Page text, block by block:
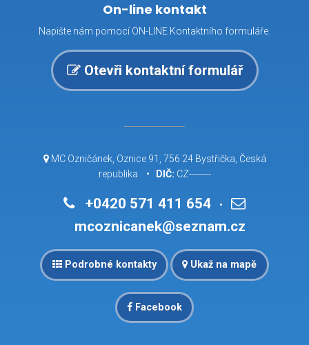
On-line kontakt
Napište nám pomocí ON-LINE Kontaktního formuláře.
Otevři kontaktní formulář
MC Ozničánek, Oznice 91, 756 24 Bystřička, Česká
republika •
DIČ: CZ--------
+0420 571 411 654 •
mcoznicanek@seznam.cz
Podrobné kontakty Ukaž na mapě
Facebook